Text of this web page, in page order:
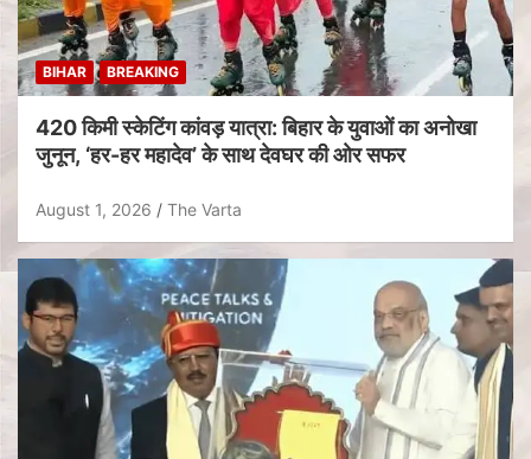
BIHAR BREAKING
420 किमी स्केटिंग कांवड़ यात्रा: बिहार के युवाओं का अनोखा
जुनून, ‘हर-हर महादेव’ के साथ देवघर की ओर सफर
August 1, 2026 The Varta